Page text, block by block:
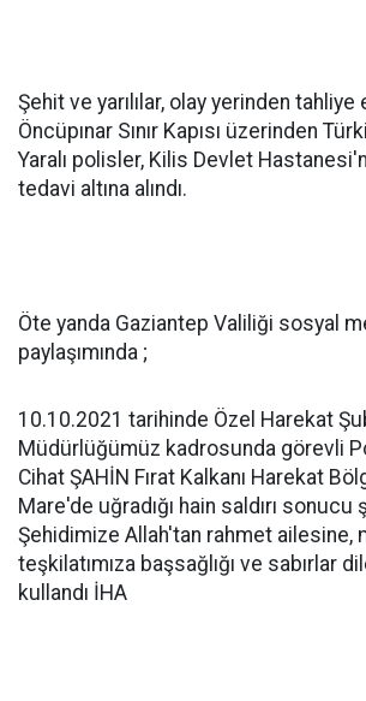
Şehit ve yarılılar, olay yerinden
Öncüpınar Sınır Kapısı üzerinden
Yaralı polisler, Kilis Devlet
tedavi altına alındı.
Öte yanda Gaziantep Valiliği sosyal
paylaşımında ;
10.10.2021 tarihinde Özel Harekat
Müdürlüğümüz kadrosunda görevli
Cihat ŞAHİN Fırat Kalkanı Harekat
Mare'de uğradığı hain saldırı
Şehidimize Allah'tan rahmet ailesine,
teşkilatımıza başsağlığı ve sabırlar
kullandı İHA